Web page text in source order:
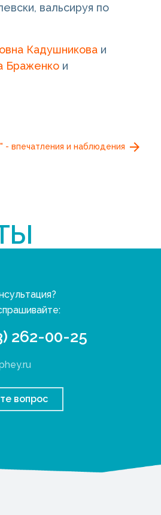
вальсируя по
Кадушникова и
Браженко и
- впечатления и наблюдения
262-00-25
вопрос